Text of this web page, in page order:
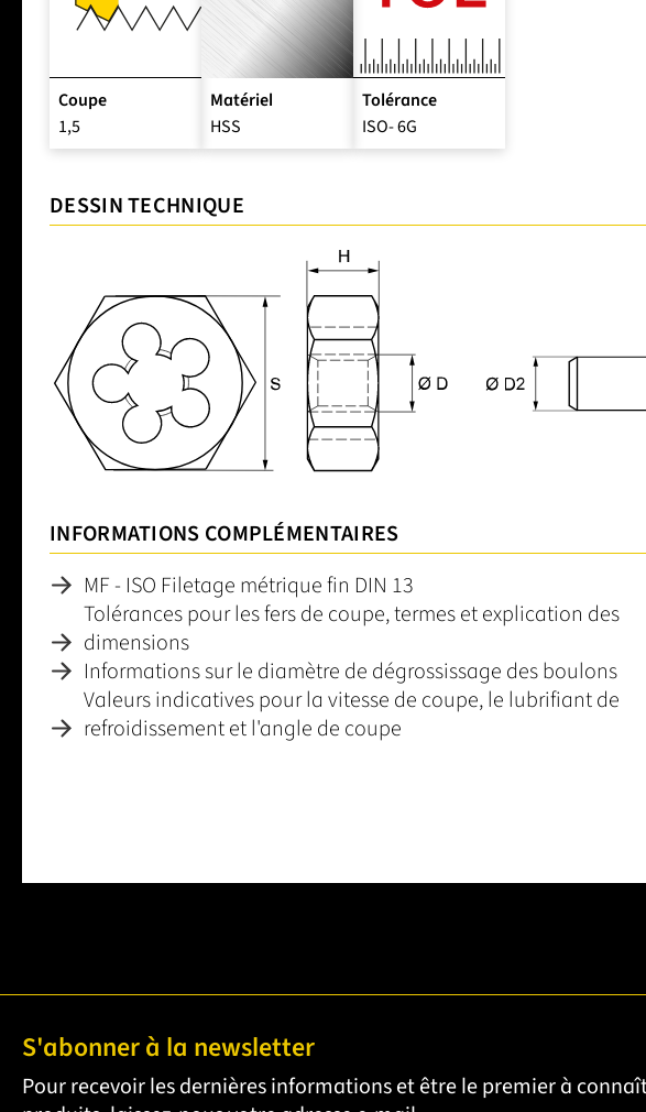
Coupe
1,5
Matériel
HSS
Tolérance
ISO- 6G
DESSIN TECHNIQUE
INFORMATIONS COMPLÉMENTAIRES
MF - ISO Filetage métrique fin DIN 13
Tolérances pour les fers de coupe, termes et explication des
dimensions
Informations sur le diamètre de dégrossissage des boulons
Valeurs indicatives pour la vitesse de coupe, le lubrifiant de
refroidissement et l'angle de coupe
S'abonner à la newsletter
Pour recevoir les dernières informations et être le premier à